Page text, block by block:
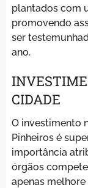
plantados com
promovendo
ser
ano.
CIDADE
O investimento
Pinheiros é
importância
órgãos
apenas